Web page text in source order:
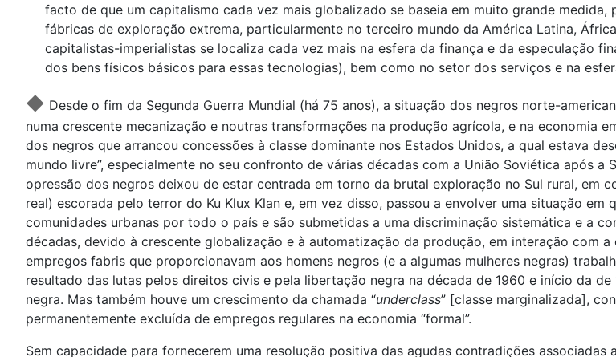
facto de que um capitalismo cada vez mais globalizado se baseia em muito grande
fábricas de exploração extrema, particularmente no terceiro mundo da América Latina,
capitalistas-imperialistas se localiza cada vez mais na esfera da finança e da especulação
dos bens físicos básicos para essas tecnologias), bem como no setor dos serviços e na
◆ Desde o fim da Segunda Guerra Mundial (há 75 anos), a situação dos negros norte-
numa crescente mecanização e noutras transformações na produção agrícola, e na economia
dos negros que arrancou concessões à classe dominante nos Estados Unidos, a qual estava
mundo livre”, especialmente no seu confronto de várias décadas com a União Soviética após
opressão dos negros deixou de estar centrada em torno da brutal exploração no Sul rural, em
real) escorada pelo terror do Ku Klux Klan e, em vez disso, passou a envolver uma situação em
comunidades urbanas por todo o país e são submetidas a uma discriminação sistemática e a
décadas, devido à crescente globalização e à automatização da produção, em interação com
empregos fabris que proporcionavam aos homens negros (e a algumas mulheres negras)
resultado das lutas pelos direitos civis e pela libertação negra na década de 1960 e início da
negra. Mas também houve um crescimento da chamada “underclass” [classe marginalizada],
permanentemente excluída de empregos regulares na economia “formal”.
Sem capacidade para fornecerem uma resolução positiva das agudas contradições